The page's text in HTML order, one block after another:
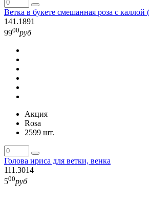
Ветка в букете смешанная роза с каллой
141.1891
9900руб
Акция
Rosa
2599 шт.
Голова ириса для ветки, венка
111.3014
500руб